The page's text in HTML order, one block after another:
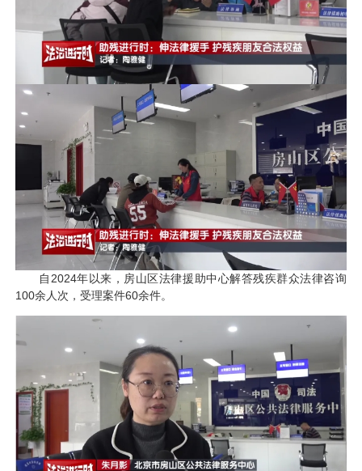
自2024年以来，房山区法律援助中心解答残疾群众法律咨询
100余人次，受理案件60余件。